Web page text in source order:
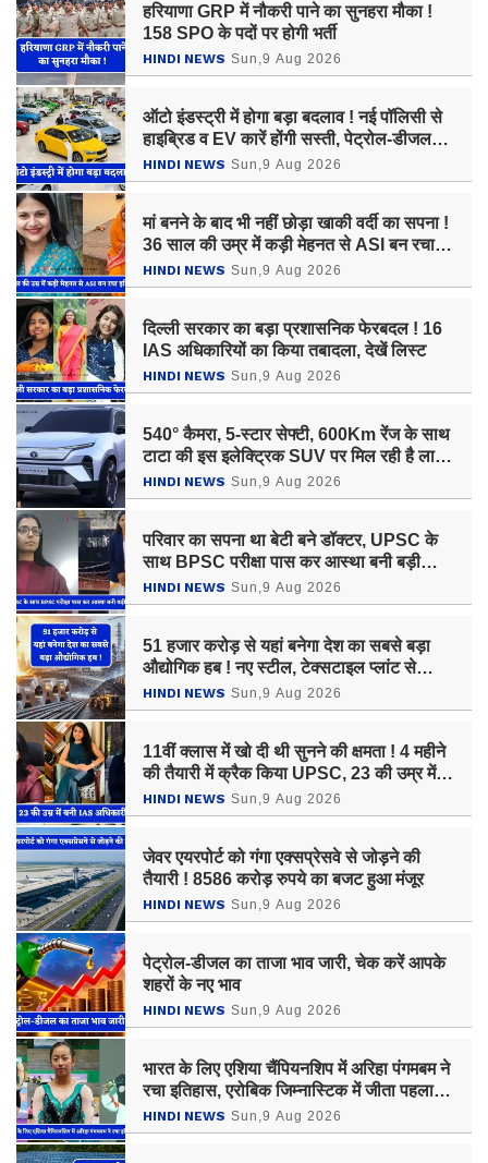
हरियाणा GRP में नौकरी पाने का सुनहरा मौका !
158 SPO के पदों पर होगी भर्ती
HINDI NEWS Sun,9 Aug 2026
ऑटो इंडस्ट्री में होगा बड़ा बदलाव ! नई पॉलिसी से
हाइब्रिड व EV कारें होंगी सस्ती, पेट्रोल-डीजल
गाड़ियां होंगी महंगी
HINDI NEWS Sun,9 Aug 2026
मां बनने के बाद भी नहीं छोड़ा खाकी वर्दी का सपना !
36 साल की उम्र में कड़ी मेहनत से ASI बन रचा
इतिहास
HINDI NEWS Sun,9 Aug 2026
दिल्ली सरकार का बड़ा प्रशासनिक फेरबदल ! 16
IAS अधिकारियों का किया तबादला, देखें लिस्ट
HINDI NEWS Sun,9 Aug 2026
540° कैमरा, 5-स्टार सेफ्टी, 600Km रेंज के साथ
टाटा की इस इलेक्ट्रिक SUV पर मिल रही है लाखों
रुपये की छूट, जल्दी उठाएं ऑफर का लाभ
HINDI NEWS Sun,9 Aug 2026
परिवार का सपना था बेटी बने डॉक्टर, UPSC के
साथ BPSC परीक्षा पास कर आस्था बनी बड़ी
अधिकारी
HINDI NEWS Sun,9 Aug 2026
51 हजार करोड़ से यहां बनेगा देश का सबसे बड़ा
औद्योगिक हब ! नए स्टील, टेक्सटाइल प्लांट से
हजारों लोगों को मिलेगा रोजगार
HINDI NEWS Sun,9 Aug 2026
11वीं क्लास में खो दी थी सुनने की क्षमता ! 4 महीने
की तैयारी में क्रैक किया UPSC, 23 की उम्र में
बनी IAS अधिकारी
HINDI NEWS Sun,9 Aug 2026
जेवर एयरपोर्ट को गंगा एक्सप्रेसवे से जोड़ने की
तैयारी ! 8586 करोड़ रुपये का बजट हुआ मंजूर
HINDI NEWS Sun,9 Aug 2026
पेट्रोल-डीजल का ताजा भाव जारी, चेक करें आपके
शहरों के नए भाव
HINDI NEWS Sun,9 Aug 2026
भारत के लिए एशिया चैंपियनशिप में अरिहा पंगमबम ने
रचा इतिहास, एरोबिक जिम्नास्टिक में जीता पहला
गोल्ड मेडल
HINDI NEWS Sun,9 Aug 2026